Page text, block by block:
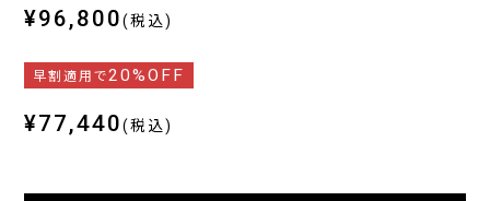
¥96,800(税込)
早割適用で20%OFF
¥77,440(税込)